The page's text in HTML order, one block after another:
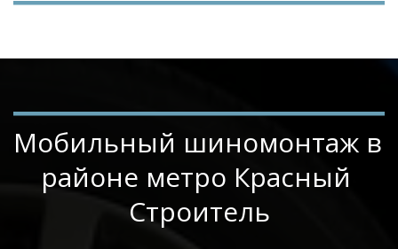
Мобильный шиномонтаж в
районе метро Красный
Строитель